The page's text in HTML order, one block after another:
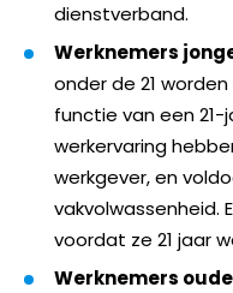
dienstverband.
Werknemers
onder de 21
functie van een 21-
werkervaring
werkgever, en
vakvolwassenheid.
voordat ze 21 jaar
Werknemers